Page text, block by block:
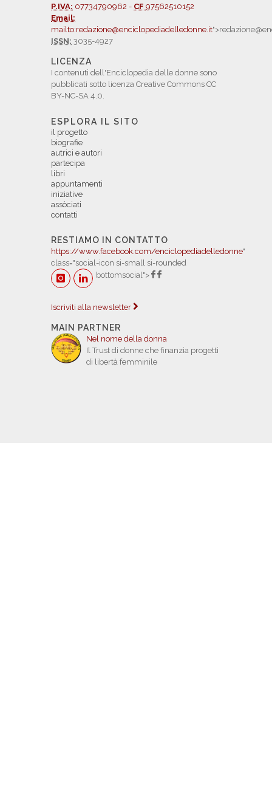
P.IVA: 07734790962 - CF 97562510152
Email:
mailto:redazione@enciclopediadelledonne.it
ISSN: 3035-4927
LICENZA
I contenuti dell'Enciclopedia delle donne sono
pubblicati sotto licenza Creative Commons CC
BY-NC-SA 4.0.
ESPLORA IL SITO
il progetto
biografie
autrici e autori
partecipa
libri
appuntamenti
iniziative
assòciati
contatti
RESTIAMO IN CONTATTO
https://www.facebook.com/enciclopediadelledonne"
class="social-icon si-small si-rounded
bottomsocial">
Iscriviti alla newsletter
MAIN PARTNER
Nel nome della donna
Il Trust di donne che finanzia progetti
di libertà femminile